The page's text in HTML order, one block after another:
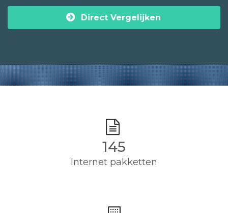
Direct Vergelijken
145
Internet pakketten